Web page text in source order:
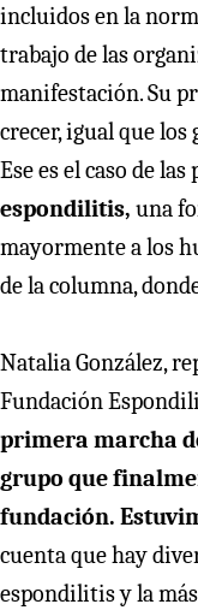
incluidos en la
trabajo de las
manifestación. Su
crecer, igual que los
Ese es el caso de
espondilitis, una
mayormente a los
de la columna,
Natalia González,
Fundación
primera marcha
grupo que
fundación.
cuenta que hay
espondilitis y la